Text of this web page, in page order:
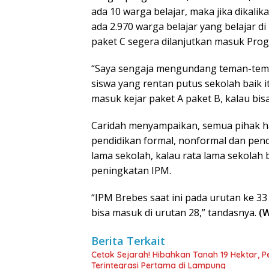
ada 10 warga belajar, maka jika
ada 2.970 warga belajar yang belajar
paket C segera dilanjutkan masuk
“Saya sengaja mengundang teman-
siswa yang rentan putus sekolah baik
masuk kejar paket A paket B, kalau
Caridah menyampaikan, semua pihak
pendidikan formal, nonformal dan
lama sekolah, kalau rata lama
peningkatan IPM.
“IPM Brebes saat ini pada urutan ke
bisa masuk di urutan 28,” tandasnya.
Berita Terkait
Cetak Sejarah! Hibahkan Tanah 19 Hektar,
Terintegrasi Pertama di Lampung